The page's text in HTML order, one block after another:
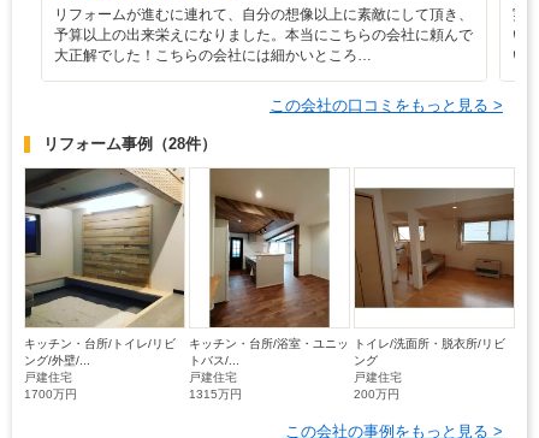
リフォームが進むに連れて、自分の想像以上に素敵にして頂き、
予算以上の出来栄えになりました。本当にこちらの会社に頼んで
大正解でした！こちらの会社には細かいところ…
実
い
い
この会社の口コミをもっと見る >
リフォーム事例 （28件）
キッチン・台所/トイレ/リビ
ング/外壁/...
戸建住宅
1700万円
キッチン・台所/浴室・ユニッ
トバス/...
戸建住宅
1315万円
トイレ/洗面所・脱衣所/リビ
ング
戸建住宅
200万円
この会社の事例をもっと見る >